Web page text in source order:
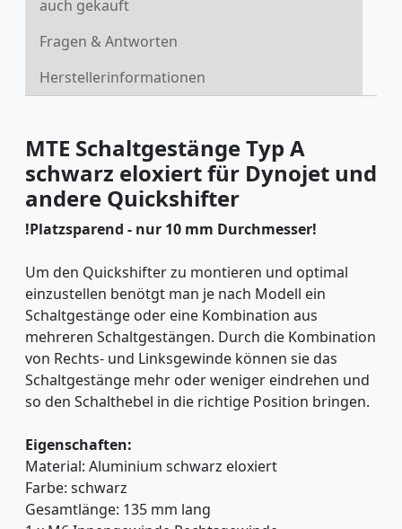
auch gekauft
Fragen & Antworten
Herstellerinformationen
MTE Schaltgestänge Typ A
schwarz eloxiert für Dynojet und
andere Quickshifter
!Platzsparend - nur 10 mm Durchmesser!
Um den Quickshifter zu montieren und optimal
einzustellen benötgt man je nach Modell ein
Schaltgestänge oder eine Kombination aus
mehreren Schaltgestängen. Durch die Kombination
von Rechts- und Linksgewinde können sie das
Schaltgestänge mehr oder weniger eindrehen und
so den Schalthebel in die richtige Position bringen.
Eigenschaften:
Material: Aluminium schwarz eloxiert
Farbe: schwarz
Gesamtlänge: 135 mm lang